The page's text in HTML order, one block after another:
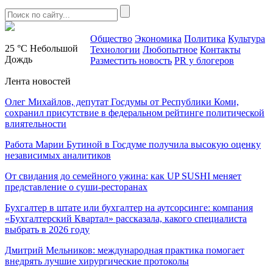
25 °C Небольшой
Дождь
Общество Экономика Политика Культура
Технологии Любопытное Контакты
Разместить новость PR у блогеров
Лента новостей
Олег Михайлов, депутат Госдумы от Республики Коми,
сохранил присутствие в федеральном рейтинге политической
влиятельности
Работа Марии Бутиной в Госдуме получила высокую оценку
независимых аналитиков
От свидания до семейного ужина: как UP SUSHI меняет
представление о суши-ресторанах
Бухгалтер в штате или бухгалтер на аутсорсинге: компания
«Бухгалтерский Квартал» рассказала, какого специалиста
выбрать в 2026 году
Дмитрий Мельников: международная практика помогает
внедрять лучшие хирургические протоколы